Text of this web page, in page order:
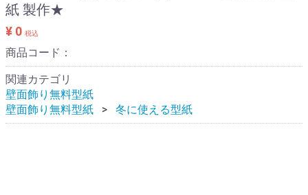
紙 製作★
¥ 0 税込
商品コード：
関連カテゴリ
壁面飾り無料型紙
壁面飾り無料型紙
冬に使える型紙